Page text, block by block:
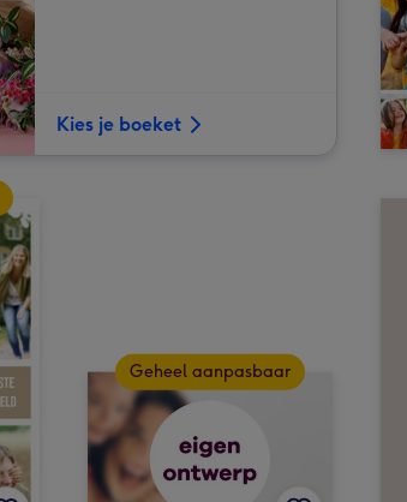
Kies je boeket
Geheel aanpasbaar